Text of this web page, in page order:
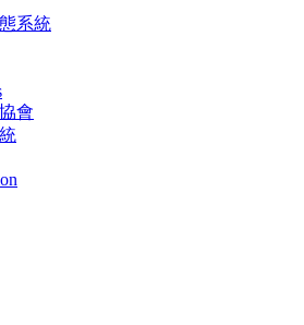
系統
會